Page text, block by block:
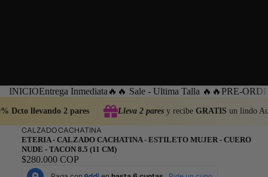
INICIOEntrega Inmediata 🔥🔥 Sale - Ultima Talla 🔥🔥PRE-
Dcto llevando 2 pares Lleva 2 pares y recibe GRATIS un lindo
CALZADO CACHATINA
ETERIA - CALZADO CACHATINA - ESTILETO MUJER - CUERO
NUDE - TACON 8.5 (11 CM)
$280.000 COP